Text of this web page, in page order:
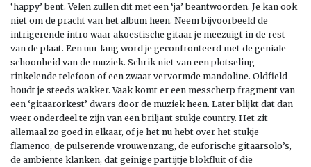
‘happy’ bent. Velen zullen dit met een ‘ja’ beantwoorden. Je kan ook
niet om de pracht van het album heen. Neem bijvoorbeeld de
intrigerende intro waar akoestische gitaar je meezuigt in de rest
van de plaat. Een uur lang word je geconfronteerd met de geniale
schoonheid van de muziek. Schrik niet van een plotseling
rinkelende telefoon of een zwaar vervormde mandoline. Oldfield
houdt je steeds wakker. Vaak komt er een messcherp fragment van
een ‘gitaarorkest’ dwars door de muziek heen. Later blijkt dat dan
weer onderdeel te zijn van een briljant stukje country. Het zit
allemaal zo goed in elkaar, of je het nu hebt over het stukje
flamenco, de pulserende vrouwenzang, de euforische gitaarsolo’s,
de ambiente klanken, dat geinige partijtje blokfluit of die